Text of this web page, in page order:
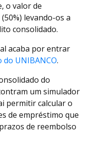
o valor de
levando-os a
consolidado.
acaba por entrar
UNIBANCO.
do
um simulador
permitir calcular o
de empréstimo que
de reembolso